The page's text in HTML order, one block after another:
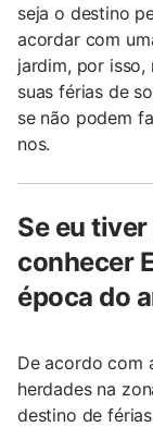
seja o destino
acordar com
jardim, por isso,
suas férias de
se não podem
nos.
Se eu
conhecer
época do
De acordo com
herdades na
destino de